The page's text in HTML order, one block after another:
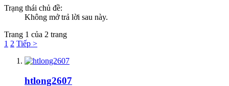
Trạng thái chủ đề:
Không mở trả lời sau này.
Trang 1 của 2 trang
1 2 Tiếp >
htlong2607